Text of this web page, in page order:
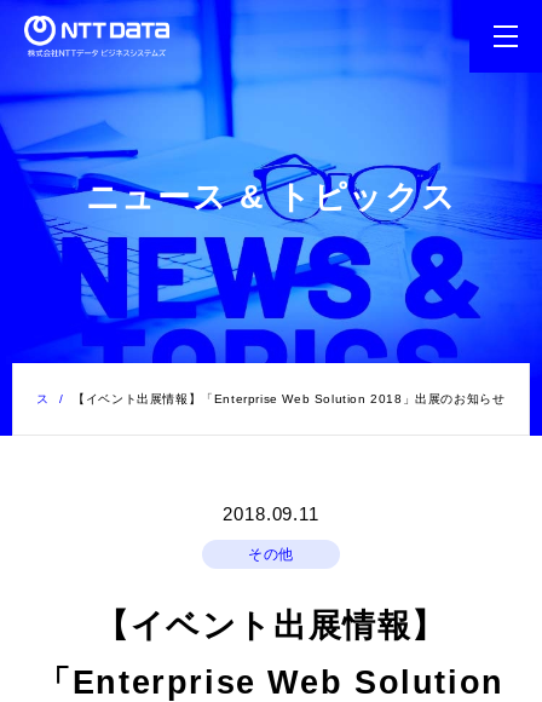
ニュース & トピックス
ックス 【イベント出展情報】「Enterprise Web Solution 2018」出展のお知らせ
2018.09.11
その他
【イベント出展情報】
「Enterprise Web Solution